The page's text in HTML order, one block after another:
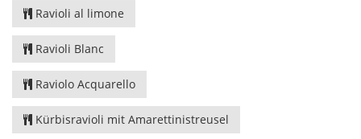
Ravioli al limone
Ravioli Blanc
Raviolo Acquarello
Kürbisravioli mit Amarettinistreusel